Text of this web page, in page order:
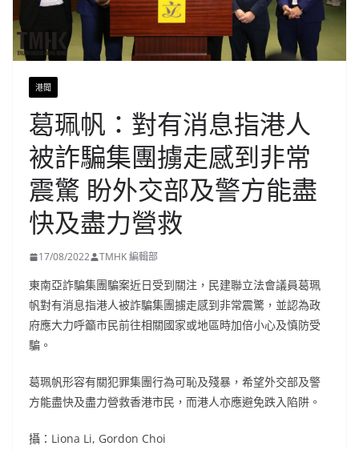
港聞
葛珮帆：對有消息指港人
被詐騙集團擄走感到非常
震驚 盼外交部及警方能盡
快及盡力營救
17/08/2022 TMHK 編輯部
東南亞詐騙集團騙案近日受到關注，民建聯立法會議員葛珮
帆對有消息指港人被詐騙集團擄走感到非常震驚，並認為政
府應大力呼籲市民前往相關國家或地區時加倍小心及慎防受
騙。
葛珮帆形容有關犯罪集團行為可恥及殘暴，希望外交部及警
方能盡快及盡力營救香港市民，而港人亦應避免跌入陷阱。
攝：Liona Li, Gordon Choi